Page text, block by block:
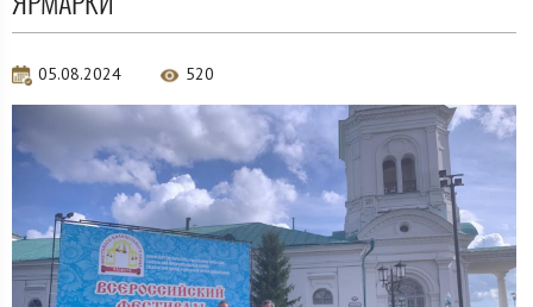
05.08.2024 520